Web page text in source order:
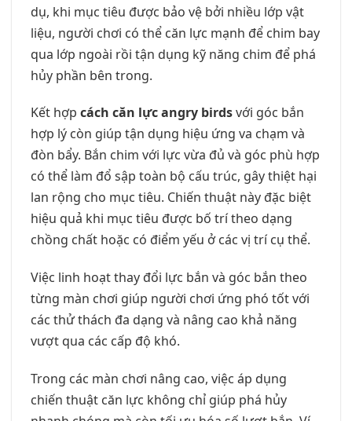
dụ, khi mục tiêu được bảo vệ bởi nhiều lớp vật
liệu, người chơi có thể căn lực mạnh để chim bay
qua lớp ngoài rồi tận dụng kỹ năng chim để phá
hủy phần bên trong.
Kết hợp cách căn lực angry birdsvới góc bắn
hợp lý còn giúp tận dụng hiệu ứng va chạm và
đòn bẩy. Bắn chim với lực vừa đủ và góc phù hợp
có thể làm đổ sập toàn bộ cấu trúc, gây thiệt hại
lan rộng cho mục tiêu. Chiến thuật này đặc biệt
hiệu quả khi mục tiêu được bố trí theo dạng
chồng chất hoặc có điểm yếu ở các vị trí cụ thể.
Việc linh hoạt thay đổi lực bắn và góc bắn theo
từng màn chơi giúp người chơi ứng phó tốt với
các thử thách đa dạng và nâng cao khả năng
vượt qua các cấp độ khó.
Trong các màn chơi nâng cao, việc áp dụng
chiến thuật căn lực không chỉ giúp phá hủy